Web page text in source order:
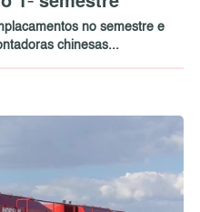
no semestre e
chinesas...